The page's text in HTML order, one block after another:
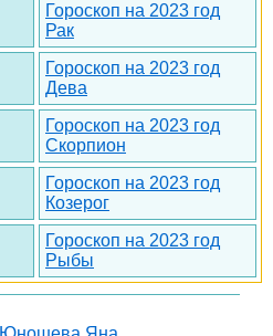
Гороскоп на 2023 год
Рак
Гороскоп на 2023 год
Дева
Гороскоп на 2023 год
Скорпион
Гороскоп на 2023 год
Козерог
Гороскоп на 2023 год
Рыбы